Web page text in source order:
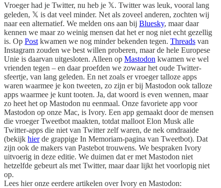
Vroeger had je Twitter, nu heb je 𝕏. Twitter was leuk, vooral lang
geleden, 𝕏 is dat veel minder. Net als zoveel anderen, zochten wij
naar een alternatief. We melden ons aan bij Bluesky, maar daar
kennen we maar zo weinig mensen dat het er nog niet echt gezellig
is. Op Post kwamen we nog minder bekenden tegen. Threads van
Instagram zouden we best willen proberen, maar de hele Europese
Unie is daarvan uitgesloten. Alleen op Mastodon kwamen we wel
vrienden tegen – en daar proefden we zowaar het oude Twitter-
sfeertje, van lang geleden. En net zoals er vroeger talloze apps
waren waarmee je kon tweeten, zo zijn er bij Mastodon ook talloze
apps waarmee je kunt tooten. Ja, dat woord is even wennen, maar
zo heet het op Mastodon nu eenmaal. Onze favoriete app voor
Mastodon op onze Mac, is Ivory. Een app gemaakt door de mensen
die vroeger Tweetbot maakten, totdat malloot Elon Musk alle
Twitter-apps die niet van Twitter zelf waren, de nek omdraaide
(bekijk hierde grappige In Memoriam-pagina van Tweetbot). Dat
zijn ook de makers van Pastebot trouwens. We bespraken Ivory
uitvoerig in deze editie. We duimen dat er met Mastodon niet
hetzelfde gebeurt als met Twitter, maar daar lijkt het voorlopig niet
op.
Lees hier onze eerdere artikelen over Ivory en Mastodon: